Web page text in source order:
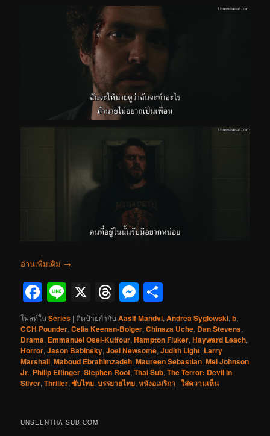
อ่านเพิ่มเติม →
Facebook
Line
X Threads
Messenger
โพสท์ในSeries | ติดป้ายกำกับ Aasif Mandvi,Andrea Syglowski,b,
CCH Pounder,Celia Keenan-Bolger,Chinaza Uche, Dan Stevens,
Drama, Emmanuel Osei-Kuffour,Hampton Fluker,Hayward Leach,
Horror,Jason Babinsky,Joel Newsome,Judith Light, Larry
Marshall,Maboud Ebrahimzadeh,Maureen Sebastian,Mel Johnson
Jr., Philip Ettinger,Stephen Root,Thai Sub,The Terror: Devil in
Silver,Thriller,ซับไทย,บรรยายไทย,หนังอเมริกา |ใส่ความเห็น
UNSEENTHAISUB.COM